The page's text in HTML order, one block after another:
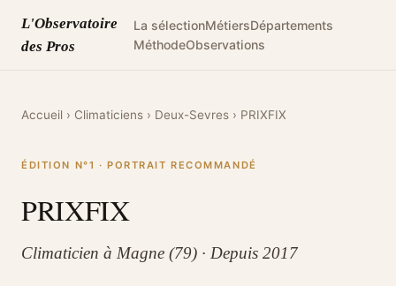
L'Observatoire
des Pros
La sélectionMétiersDépartements
MéthodeObservations
Accueil › Climaticiens › Deux-Sevres › PRIXFIX
ÉDITION N°1 · PORTRAIT RECOMMANDÉ
PRIXFIX
Climaticien à Magne (79) · Depuis 2017